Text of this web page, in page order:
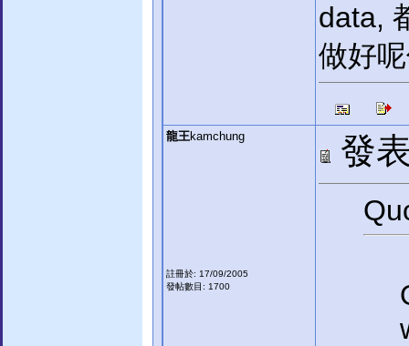
data,
做好
龍王kamchung
註冊於: 17/09/2005
發帖數目: 1700
發